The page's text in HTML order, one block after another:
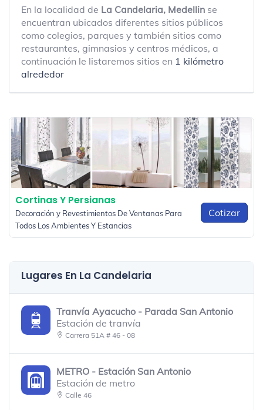
En la localidad de La Candelaria, Medellin se
encuentran ubicados diferentes sitios públicos
como colegios, parques y también sitios como
restaurantes, gimnasios y centros médicos, a
continuación le listaremos sitios en 1 kilómetro
alrededor
Cortinas Y Persianas
Decoración y Revestimientos De Ventanas Para
Todos Los Ambientes Y Estancias
Cotizar
Lugares En La Candelaria
Tranvía Ayacucho - Parada San Antonio
Estación de tranvía
Carrera 51A # 46 - 08
METRO - Estación San Antonio
Estación de metro
Calle 46